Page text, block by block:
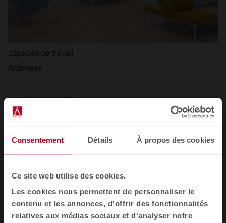
Consentement Détails À propos des cookies
Ce site web utilise des cookies.
Les cookies nous permettent de personnaliser le
contenu et les annonces, d'offrir des fonctionnalités
relatives aux médias sociaux et d'analyser notre
Espaces de travail
Aldimesa